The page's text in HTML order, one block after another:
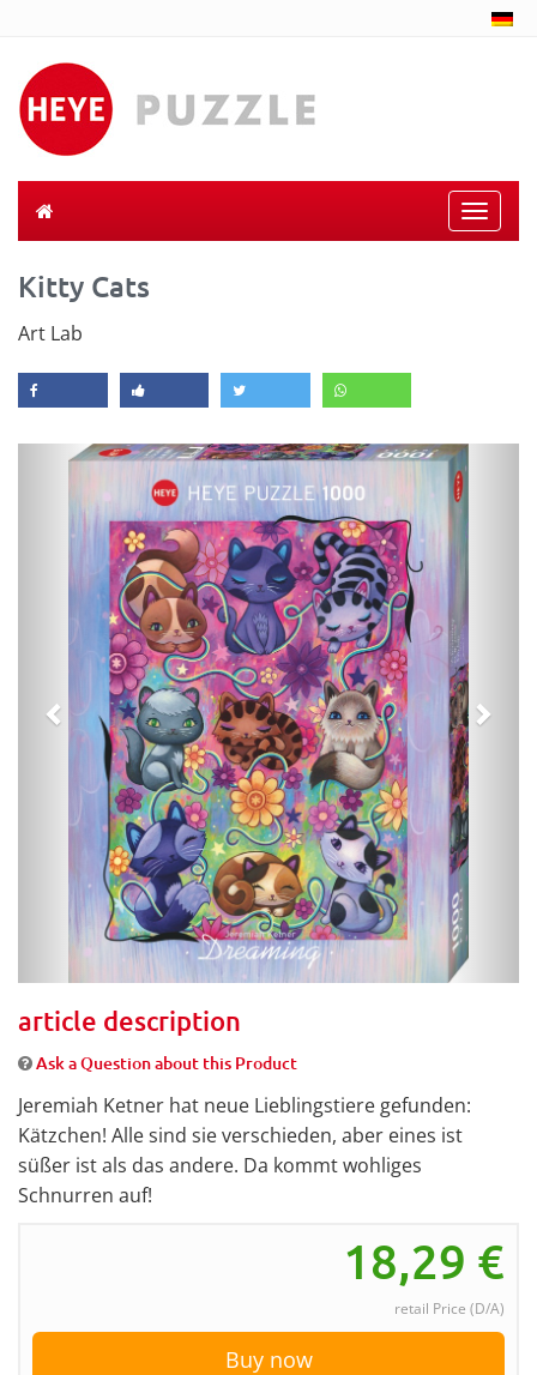
Toggle
Kitty Cats
Art Lab
Previous
article description
Ask a Question about this Product
Jeremiah Ketner hat neue Lieblingstiere gefunden:
Kätzchen! Alle sind sie verschieden, aber eines ist
süßer ist als das andere. Da kommt wohliges
Schnurren auf!
18,29 €
retail Price (D/A)
Buy now